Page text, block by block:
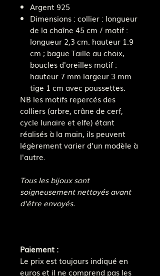
Argent 925
Dimensions : collier : longueur
de la chaîne 45 cm / motif :
longueur 2,3 cm. hauteur 1.9
cm ; bague Taille au choix,
boucles d'oreilles motif :
hauteur 7 mm largeur 3 mm
tige 1 cm avec poussettes.
NB les motifs repercés des
colliers (arbre, crâne de cerf,
cycle lunaire et elfe) étant
réalisés à la main, ils peuvent
légèrement varier d'un modèle à
l'autre.
Tous les bijoux sont
soigneusement nettoyés avant
d'être envoyés.
Paiement :
Le prix est toujours indiqué en
euros et il ne comprend pas les